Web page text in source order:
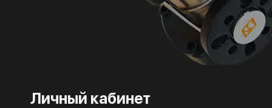
Личный кабинет